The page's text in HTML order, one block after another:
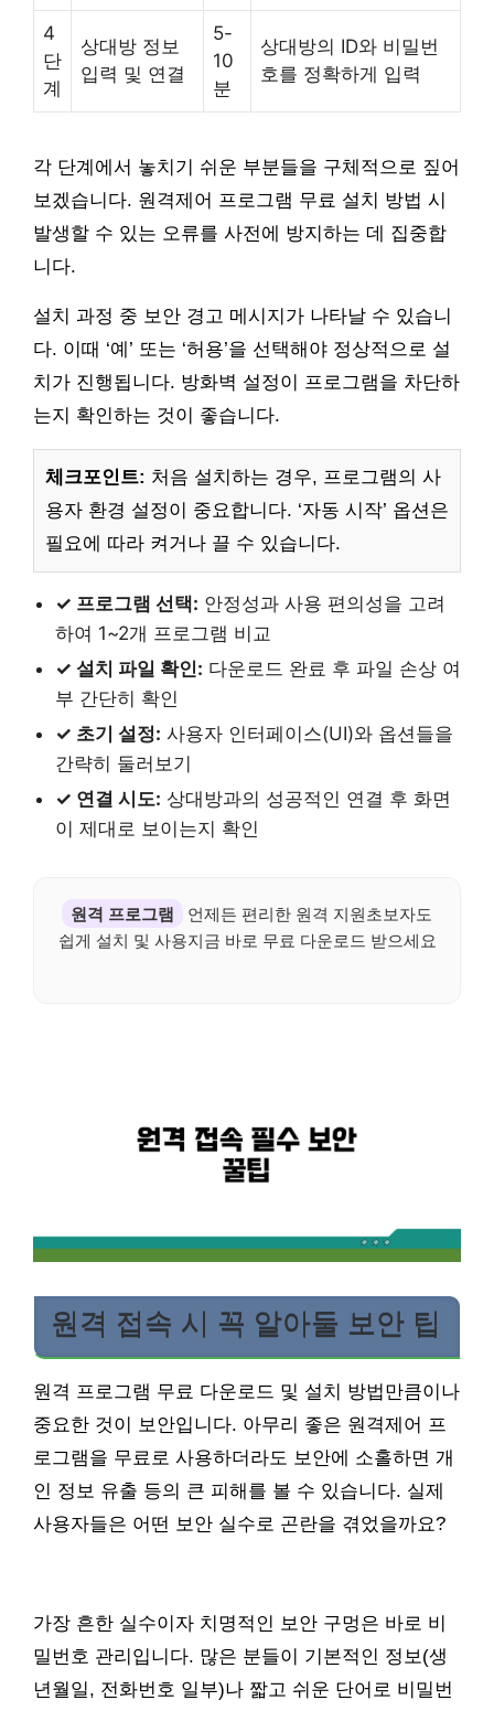
4
단
계
상대방 정보
입력 및 연결
5-
10
분
상대방의 ID와 비밀번
호를 정확하게 입력
각 단계에서 놓치기 쉬운 부분들을 구체적으로 짚어
보겠습니다. 원격제어 프로그램 무료 설치 방법 시
발생할 수 있는 오류를 사전에 방지하는 데 집중합
니다.
설치 과정 중 보안 경고 메시지가 나타날 수 있습니
다. 이때 ‘예’ 또는 ‘허용’을 선택해야 정상적으로 설
치가 진행됩니다. 방화벽 설정이 프로그램을 차단하
는지 확인하는 것이 좋습니다.
체크포인트: 처음 설치하는 경우, 프로그램의 사
용자 환경 설정이 중요합니다. ‘자동 시작’ 옵션은
필요에 따라 켜거나 끌 수 있습니다.
✓ 프로그램 선택: 안정성과 사용 편의성을 고려
하여 1~2개 프로그램 비교
✓ 설치 파일 확인: 다운로드 완료 후 파일 손상 여
부 간단히 확인
✓ 초기 설정: 사용자 인터페이스(UI)와 옵션들을
간략히 둘러보기
✓ 연결 시도: 상대방과의 성공적인 연결 후 화면
이 제대로 보이는지 확인
원격 프로그램
언제든 편리한 원격 지원초보자도
쉽게 설치 및 사용지금 바로 무료 다운로드 받으세요
원격 접속 시 꼭 알아둘 보안 팁
원격 프로그램 무료 다운로드 및 설치 방법만큼이나
중요한 것이 보안입니다. 아무리 좋은 원격제어 프
로그램을 무료로 사용하더라도 보안에 소홀하면 개
인 정보 유출 등의 큰 피해를 볼 수 있습니다. 실제
사용자들은 어떤 보안 실수로 곤란을 겪었을까요?
가장 흔한 실수이자 치명적인 보안 구멍은 바로 비
밀번호 관리입니다. 많은 분들이 기본적인 정보(생
년월일, 전화번호 일부)나 짧고 쉬운 단어로 비밀번